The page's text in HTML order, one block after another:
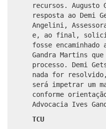
recursos. Augusto
resposta ao Demi
Angelini,
e, ao final,
fosse
Gandra Martins que
processo. Demi
nada for
será impetrar um
conforme
Advocacia Ives
TCU